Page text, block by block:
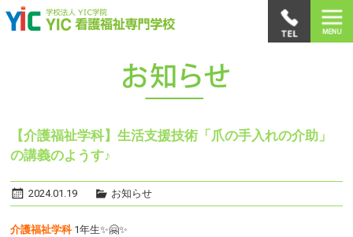
【介護福祉学科】生活支援技術「爪の手入れの介助」
の講義のようす♪
2024.01.19 お知らせ
介護福祉学科 1年生✨🤗✨